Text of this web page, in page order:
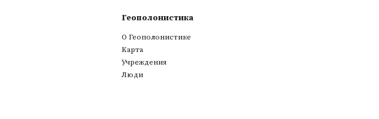
Геополонистика
О Геополонистике
Kарта
Учреждения
Люди